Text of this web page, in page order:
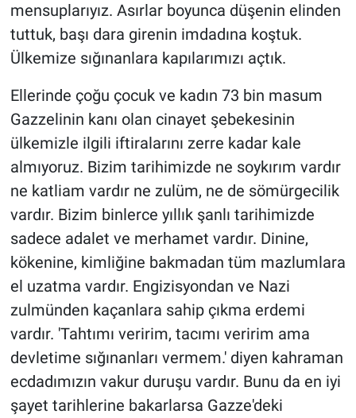
mensuplarıyız. Asırlar boyunca düşenin elinden
tuttuk, başı dara girenin imdadına koştuk.
Ülkemize sığınanlara kapılarımızı açtık.
Ellerinde çoğu çocuk ve kadın 73 bin masum
Gazzelinin kanı olan cinayet şebekesinin
ülkemizle ilgili iftiralarını zerre kadar kale
almıyoruz. Bizim tarihimizde ne soykırım vardır
ne katliam vardır ne zulüm, ne de sömürgecilik
vardır. Bizim binlerce yıllık şanlı tarihimizde
sadece adalet ve merhamet vardır. Dinine,
kökenine, kimliğine bakmadan tüm mazlumlara
el uzatma vardır. Engizisyondan ve Nazi
zulmünden kaçanlara sahip çıkma erdemi
vardır. 'Tahtımı veririm, tacımı veririm ama
devletime sığınanları vermem.' diyen kahraman
ecdadımızın vakur duruşu vardır. Bunu da en iyi
şayet tarihlerine bakarlarsa Gazze'deki